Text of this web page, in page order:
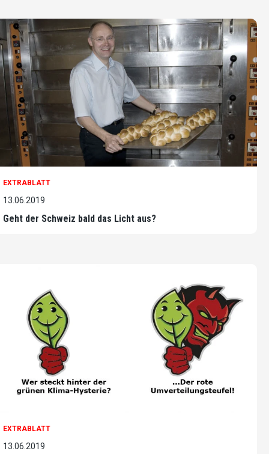
EXTRABLATT
13.06.2019
Geht der Schweiz bald das Licht aus?
EXTRABLATT
13.06.2019